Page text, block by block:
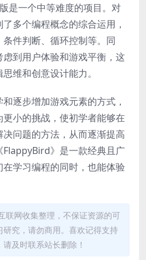
是一个中等难度的项目。对
多个编程概念的综合运用，
件判断、循环控制等。同
到用户体验和游戏平衡，这
维和创意设计能力。
逐步增加游戏元素的方式，
小的挑战，使初学者能够在
问题的方法，从而逐渐提高
》是一款经典且广
学习编程的同时，也能体验
联网收集整理，不保证资源的可
究，请勿商用。喜欢记得支持
及时联系站长删除！